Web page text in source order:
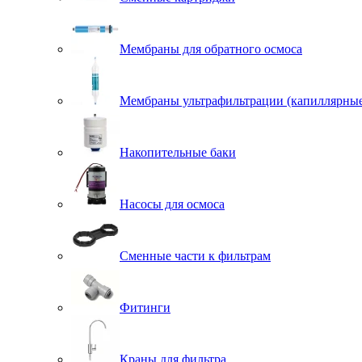
Мембраны для обратного осмоса
Мембраны ультрафильтрации
Накопительные баки
Насосы для осмоса
Сменные части к фильтрам
Фитинги
Краны для фильтра